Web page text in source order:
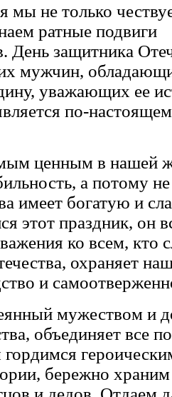
мы не только
ратные подвиги
День защитника
мужчин,
уважающих ее
по-
ценным в нашей
а потому
имеет богатую и
этот праздник, он
ко всем, кто
охраняет
и
мужеством и
объединяет все
бережно